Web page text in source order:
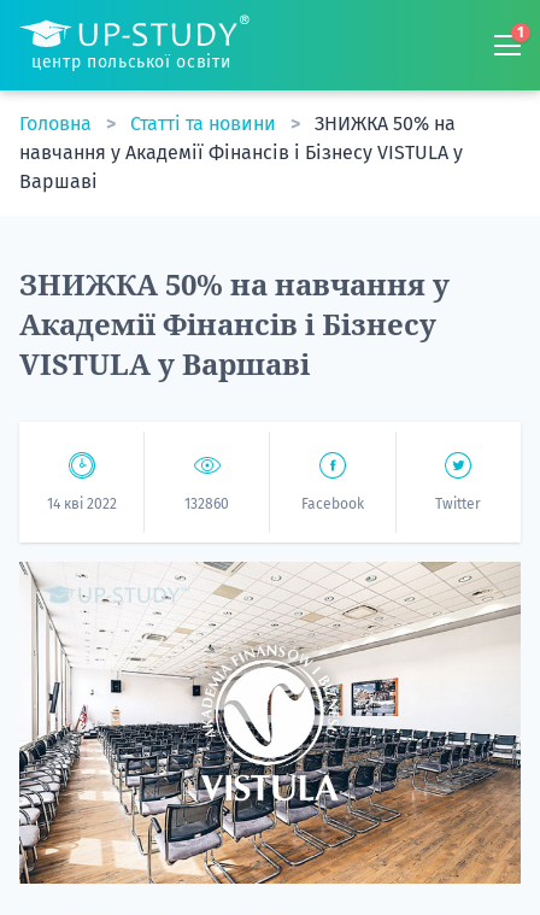
центр польської освіти
1
Головна Статті та новини
ЗНИЖКА 50% на
навчання у Академії Фінансів і Бізнесу VISTULA у
Варшаві
ЗНИЖКА 50% на навчання у
Академії Фінансів і Бізнесу
VISTULA у Варшаві
14 кві 2022 132860 Facebook Twitter
20.09
"Навчання
НАБІР